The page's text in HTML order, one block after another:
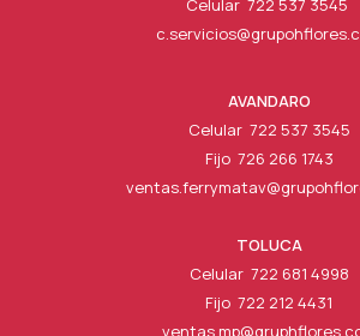
AVANDARO
Celular 722 537 3545
Fijo 726 266 1743
TOLUCA
Celular 722 681 4998
Fijo 722 212 4431